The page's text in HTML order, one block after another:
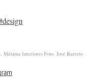
Máxima Interiores Foto. José Barreto